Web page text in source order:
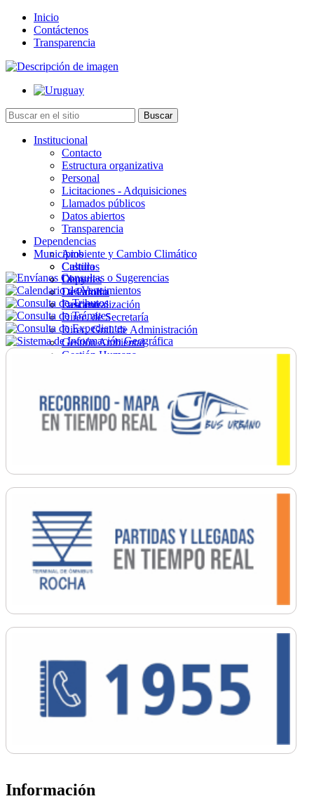
Inicio
Contáctenos
Transparencia
Institucional
Contacto
Estructura organizativa
Personal
Licitaciones - Adquisiciones
Llamados públicos
Datos abiertos
Transparencia
Dependencias
Ambiente y Cambio Climático
Cultura
Deportes
Desarrollo
Descentralización
Direc. de Secretaría
Direc. Gral. de Administración
Gestión Ambiental
Gestión Humana
Ordenamiento
Promoción Social
Salud
Secretaría General
Municipios
Castillos
Chuy
La Paloma
Lascano
Información